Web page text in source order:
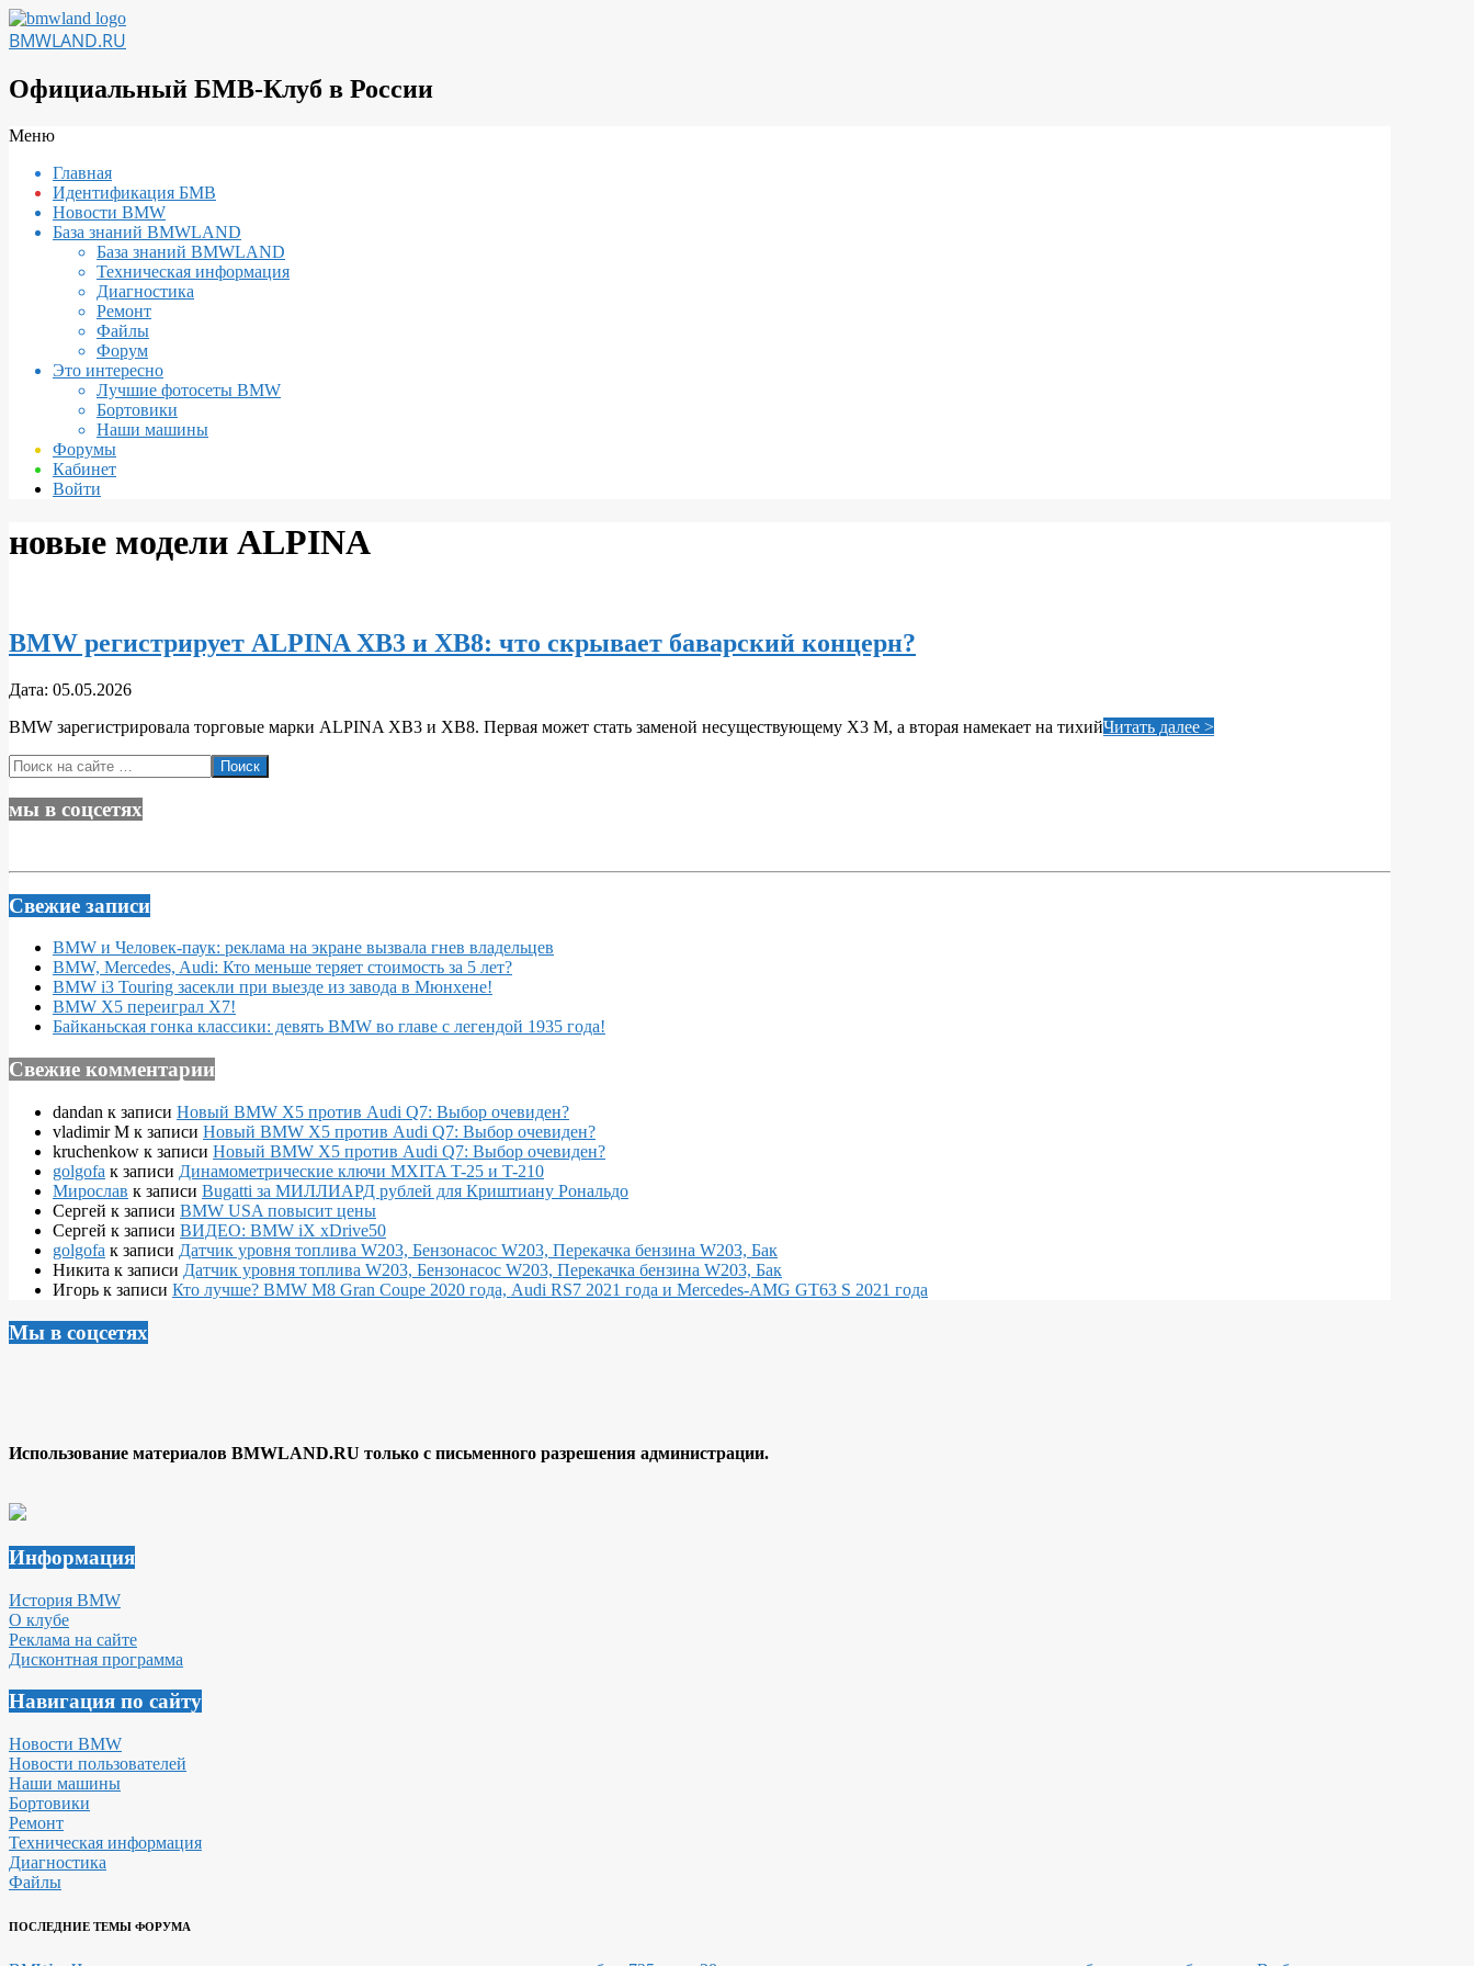
Перейти
к
BMWLAND.RU
Официальный БМВ-Клуб в России
Вторичное
навигации
Меню
Главная
Идентификация БМВ
Новости BMW
База знаний BMWLAND
База знаний BMWLAND
Техническая информация
Диагностика
Ремонт
Файлы
Форум
Это интересно
Лучшие фотосеты BMW
Бортовики
Наши машины
Форумы
Кабинет
Войти
новые модели ALPINA
BMW регистрирует ALPINA XB3 и XB8: что скрывает баварский концерн?
2026-
05
Дата: 05.05.2026
BMW зарегистрировала торговые марки ALPINA XB3 и XB8. Первая может стать заменой несуществующему X3 M, а вторая намекает на тихийЧитать далее >
Поиск
мы в соцсетях
Свежие записи
BMW и Человек-паук: реклама на экране вызвала гнев владельцев
BMW, Mercedes, Audi: Кто меньше теряет стоимость за 5 лет?
BMW i3 Touring засекли при выезде из завода в Мюнхене!
BMW X5 переиграл X7!
Байканьская гонка классики: девять BMW во главе с легендой 1935 года!
Свежие комментарии
dandan к записи Новый BMW X5 против Audi Q7: Выбор очевиден?
vladimir M к записи Новый BMW X5 против Audi Q7: Выбор очевиден?
kruchenkow к записи Новый BMW X5 против Audi Q7: Выбор очевиден?
golgofa к записи Динамометрические ключи MXITA T-25 и T-210
Мирослав к записи Bugatti за МИЛЛИАРД рублей для Криштиану Рональдо
Сергей к записи BMW USA повысит цены
Сергей к записи ВИДЕО: BMW iX xDrive50
golgofa к записи Датчик уровня топлива W203, Бензонасос W203, Перекачка бензина W203, Бак
Никита к записи Датчик уровня топлива W203, Бензонасос W203, Перекачка бензина W203, Бак
Игорь к записи Кто лучше? BMW M8 Gran Coupe 2020 года, Audi RS7 2021 года и Mercedes-AMG GT63 S 2021 года
Мы в соцсетях
Использование материалов BMWLAND.RU только с письменного разрешения администрации.
Информация
История BMW
О клубе
Реклама на сайте
Дисконтная программа
Навигация по сайту
Новости BMW
Новости пользователей
Наши машины
Бортовики
Ремонт
Техническая информация
Диагностика
Файлы
ПОСЛЕДНИЕ ТЕМЫ ФОРУМА